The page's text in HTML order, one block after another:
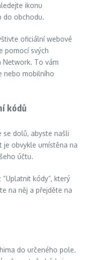
ikonu
do obchodu.
oficiální webové
pomocí svých
Network. To vám
nebo mobilního
kódů
se dolů, abyste našli
je obvykle umístěna na
účtu.
kódy”, který
na něj a přejděte na
do určeného pole.